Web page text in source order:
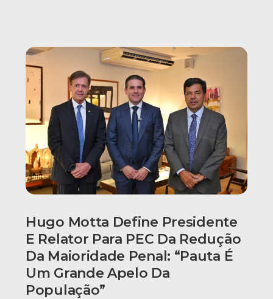
Hugo Motta Define Presidente
E Relator Para PEC Da Redução
Da Maioridade Penal: “Pauta É
Um Grande Apelo Da
População”